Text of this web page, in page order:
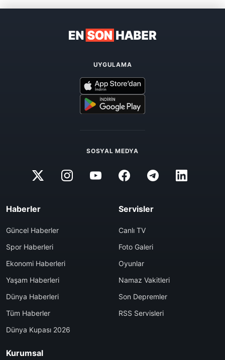
UYGULAMA
SOSYAL MEDYA
Haberler
Güncel Haberler
Spor Haberleri
Ekonomi Haberleri
Yaşam Haberleri
Dünya Haberleri
Tüm Haberler
Dünya Kupası 2026
Servisler
Canlı TV
Foto Galeri
Oyunlar
Namaz Vakitleri
Son Depremler
RSS Servisleri
Kurumsal